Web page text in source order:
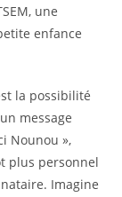
une
enfance
la possibilité
message
Nounou »,
plus personnel
Imagine